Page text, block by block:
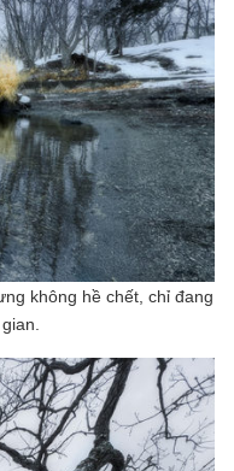
không hề chết, chỉ đang